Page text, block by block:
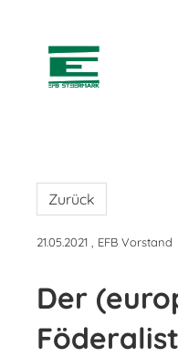
Zurück
21.05.2021 , EFB Vorstand
Der
Föderalist